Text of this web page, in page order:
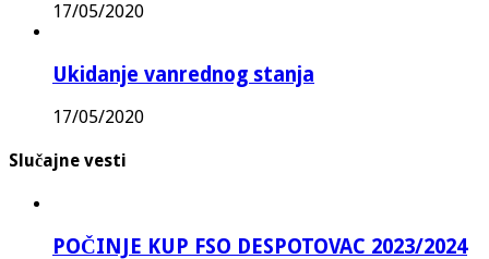
17/05/2020
Ukidanje vanrednog stanja
17/05/2020
Slučajne vesti
POČINJE KUP FSO DESPOTOVAC 2023/2024